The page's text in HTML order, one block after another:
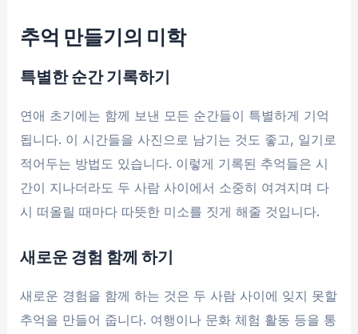
추억 만들기의 미학
특별한 순간 기록하기
연애 초기에는 함께 보낸 모든 순간들이 특별하게 기억
됩니다. 이 시간들을 사진으로 남기는 것도 좋고, 일기로
적어두는 방법도 있습니다. 이렇게 기록된 추억들은 시
간이 지나더라도 두 사람 사이에서 소중히 여겨지며 다
시 떠올릴 때마다 따뜻한 미소를 짓게 해줄 것입니다.
새로운 경험 함께 하기
새로운 경험을 함께 하는 것은 두 사람 사이에 잊지 못할
추억을 만들어 줍니다. 여행이나 문화 체험 활동 등을 통